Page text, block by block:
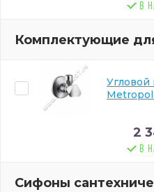
В
Комплектующие
Угловой
Metropol
2
В
Сифоны